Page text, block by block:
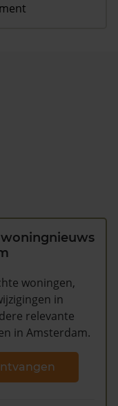
woningen,
in
relevante
in Amsterdam.